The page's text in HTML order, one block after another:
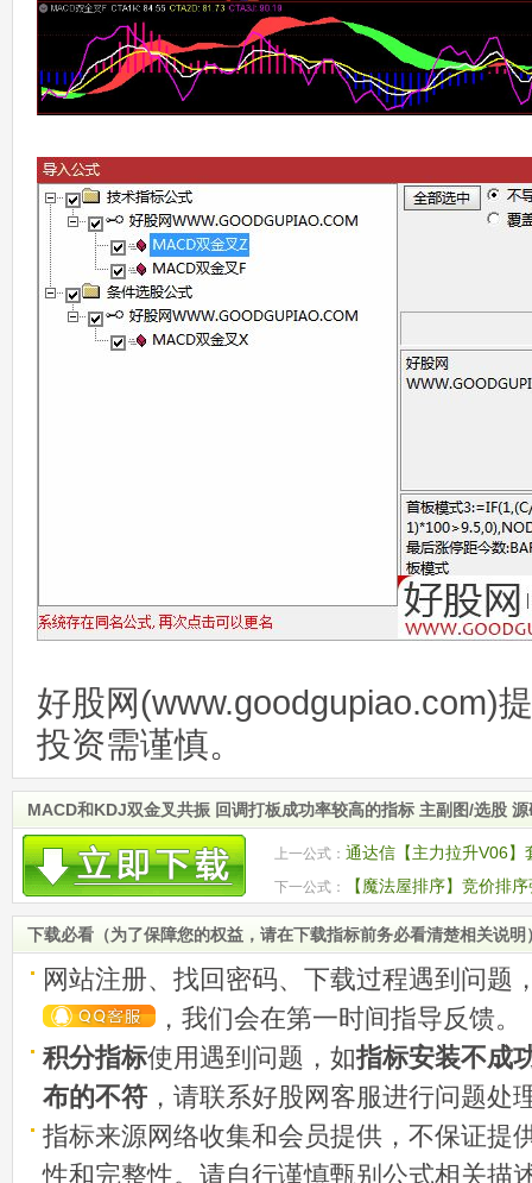
好股网(www.goodgupiao.com)
投资需谨慎。
MACD和KDJ双金叉共振 回调打板成功率较高的指标 主副图/选股
上一公式： 通达信【主力拉升V06
下一公式：
【魔法屋排序】竞价排
+去新+昨涨+龙启
下载必看（为了保障您的权益，请在下载指标前务必看清楚相关说明
网站注册、找回密码、下载过程遇到问题
，我们会在第一时间指导反馈。
积分指标使用遇到问题，如指标安装不成
布的不符 ，请联系好股网客服进行问题处
指标来源网络收集和会员提供，不保证提
性和完整性。请自行谨慎甄别公式相关描